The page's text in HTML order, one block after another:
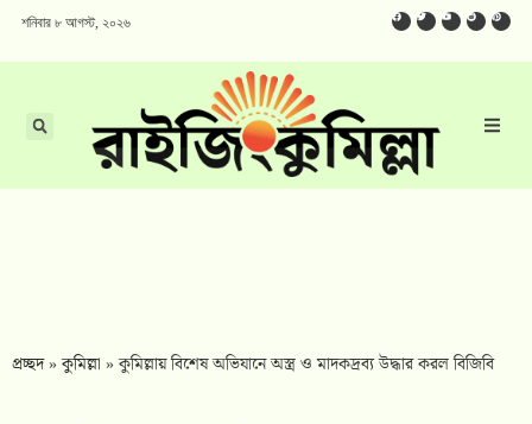
শনিবার ৮ আগস্ট, ২০২৬
প্রচ্ছদ»কুমিল্লা »কুমিল্লায় বিশেষ অভিযানে অস্ত্র ও মাদকদ্রব্য উদ্ধার করল বিজিবি